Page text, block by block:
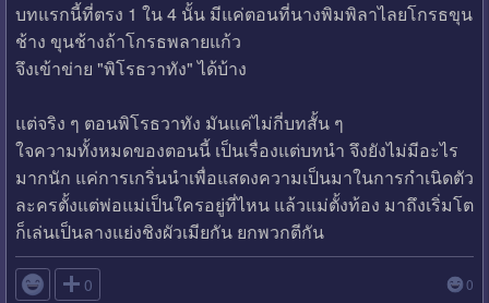
บทแรกนี้ที่ตรง 1 ใน 4 นั้น มีแค่ตอนที่นางพิมพิลาไลยโกรธขุน
ช้าง ขุนช้างถ้าโกรธพลายแก้ว
จึงเข้าข่าย "พิโรธวาทัง" ได้บ้าง
แต่จริง ๆ ตอนพิโรธวาทัง มันแค่ไม่กี่บทสั้น ๆ
ใจความทั้งหมดของตอนนี้ เป็นเรื่องแต่บทนำ จึงยังไม่มีอะไร
มากนัก แค่การเกริ่นนำเพื่อแสดงความเป็นมาในการกำเนิดตัว
ละครตั้งแต่พ่อแม่เป็นใครอยู่ที่ไหน แล้วแม่ตั้งท้อง มาถึงเริ่มโต
ก็เล่นเป็นลางแย่งชิงผัวเมียกัน ยกพวกตีกัน
 0 0